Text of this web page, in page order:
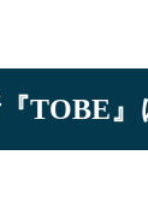
TOBE』